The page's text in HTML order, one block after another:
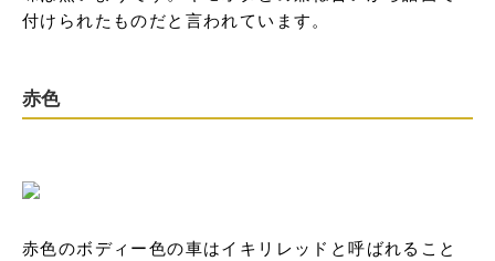
付けられたものだと言われています。
赤色
赤色のボディー色の車はイキリレッドと呼ばれること